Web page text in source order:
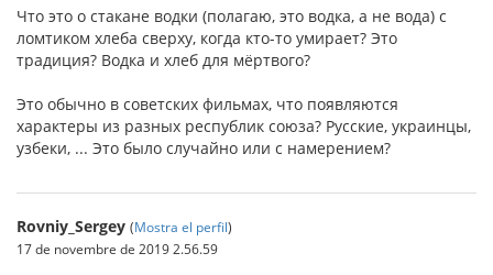
Что это о стакане водки (полагаю, это водка, а не вода) с
ломтиком хлеба сверху, когда кто-то умирает? Это
традиция? Водка и хлеб для мёртвого?
Это обычно в советских фильмах, что появляются
характеры из разных республик союза? Русские, украинцы,
узбеки, ... Это было случайно или с намерением?
Rovniy_Sergey (Mostra el perfil)
17 de novembre de 2019 2.56.59